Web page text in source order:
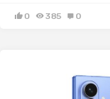
0 385 0